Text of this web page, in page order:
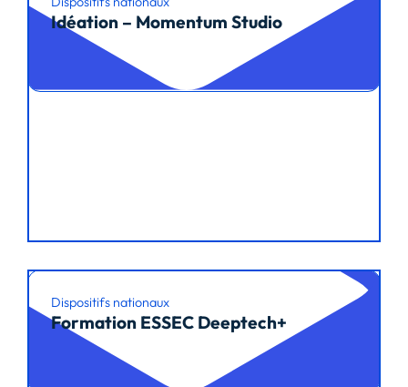
Idéation – Momentum Studio
Lire l’article
Dispositifs nationaux
Formation ESSEC Deeptech+
Lire l’article